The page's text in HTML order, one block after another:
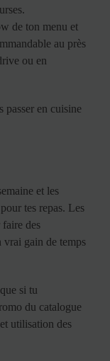
de ton menu et
au près
ou en
passer en cuisine
et les
tes repas. Les
faire des
vrai gain de temps
si tu
du catalogue
utilisation des